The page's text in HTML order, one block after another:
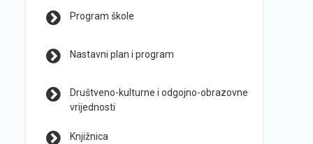
Program škole
Nastavni plan i program
Društveno-kulturne i odgojno-obrazovne
vrijednosti
Knjižnica